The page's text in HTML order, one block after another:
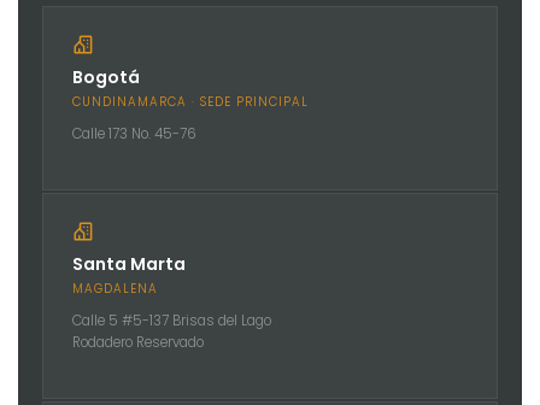
Bogotá
CUNDINAMARCA · SEDE PRINCIPAL
Calle 173 No. 45-76
Santa Marta
MAGDALENA
Calle 5 #5-137 Brisas del Lago
Rodadero Reservado